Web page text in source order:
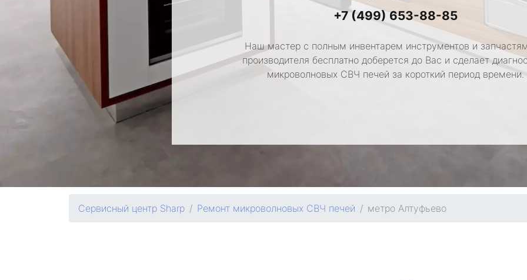
+7 (499) 653-88-85
Наш мастер с полным инвентарем инструментов и
производителя бесплатно доберется до Вас и сделает
микроволновых СВЧ печей за короткий период времени.
Сервисный центр Sharp Ремонт микроволновых СВЧ печей метро Алтуфьево